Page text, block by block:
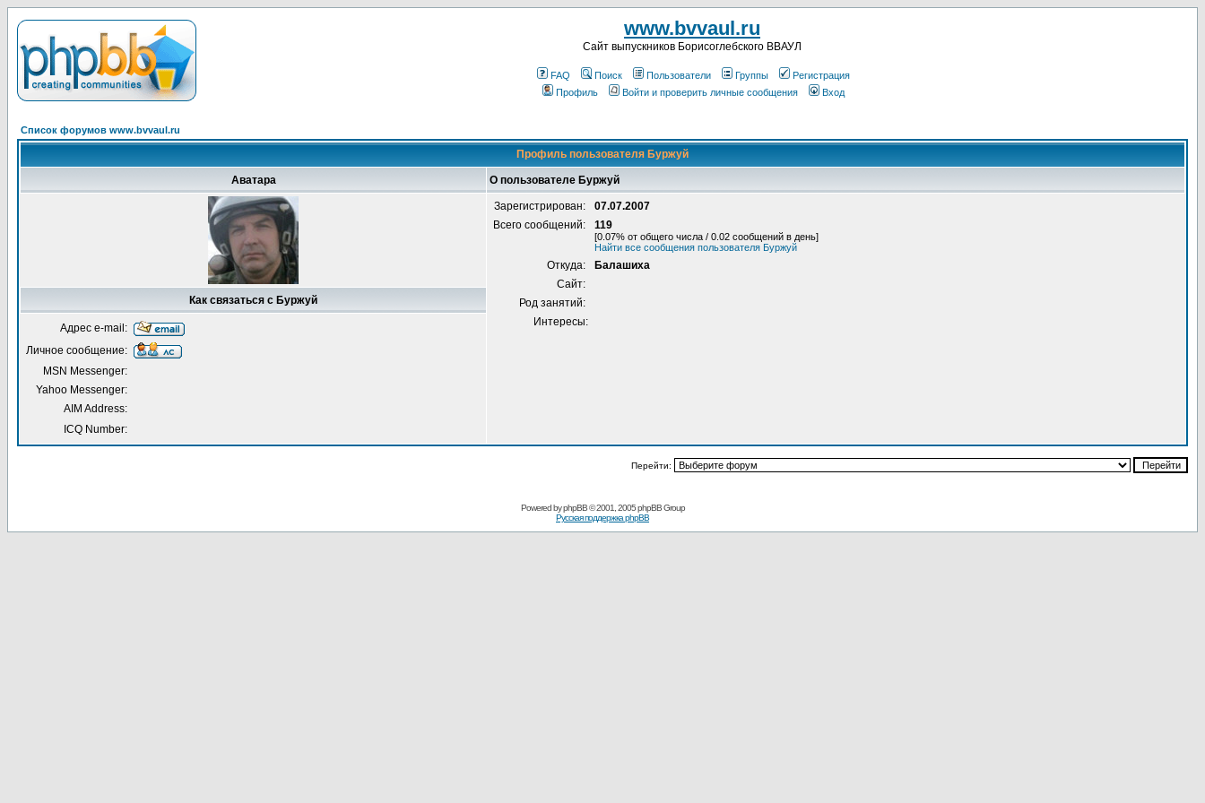
www.bvvaul.ru
Cайт выпускников Борисоглебского ВВАУЛ
FAQ Поиск Пользователи Группы
Регистрация
Профиль
Войти и проверить личные сообщения Вход
Список форумов www.bvvaul.ru
Профиль пользователя Буржуй
Аватара О пользователе Буржуй
Зарегистрирован:
07.07.2007
Всего сообщений:
119
[0.07% от общего числа / 0.02 сообщений в день]
Найти все сообщения пользователя Буржуй
Откуда:
Балашиха
Сайт:
Род занятий:
Интересы:
Как связаться с Буржуй
Адрес e-mail:
Личное сообщение:
MSN Messenger:
Yahoo Messenger:
AIM Address:
ICQ Number:
Перейти:
Powered byphpBB© 2001, 2005 phpBB Group
Русская поддержка phpBB